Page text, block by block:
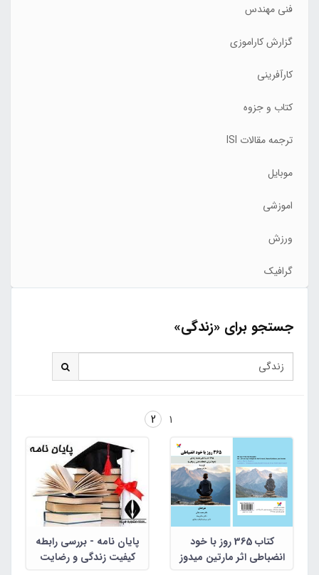
فنی مهندس
گزارش کاراموزی
کارآفرینی
کتاب و جزوه
ترجمه مقالات ISI
موبایل
اموزشی
ورزش
گرافیک
جستجو برای «زندگی»
1
2
کتاب 365 روز با خود
انضباطی اثر مارتین میدوز
پایان نامه - بررسی رابطه
کیفیت زندگی و رضایت